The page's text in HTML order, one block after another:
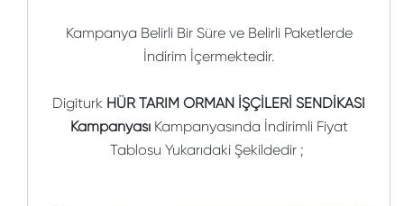
Kampanya Belirli Bir Süre ve Belirli Paketlerde
İndirim İçermektedir.
Digiturk HÜR TARIM ORMAN İŞÇİLERİ SENDİKASI
KampanyasıKampanyasında İndirimli Fiyat
Tablosu Yukarıdaki Şekildedir ;